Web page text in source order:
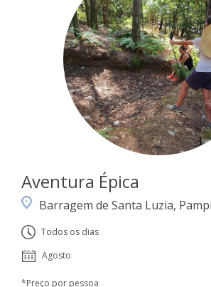
Aventura Épica
Barragem de Santa Luzia,
Todos os dias
Agosto
*Preço por pessoa